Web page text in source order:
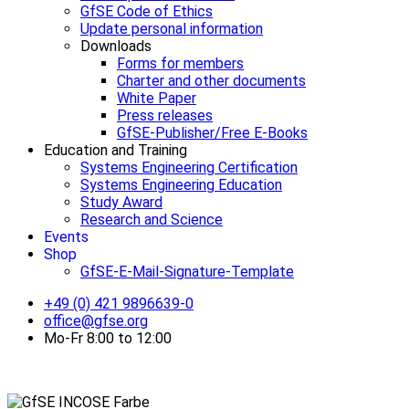
GfSE Code of Ethics
Update personal information
Downloads
Forms for members
Charter and other documents
White Paper
Press releases
GfSE-Publisher/Free E-Books
Education and Training
Systems Engineering Certification
Systems Engineering Education
Study Award
Research and Science
Events
Shop
GfSE-E-Mail-Signature-Template
+49 (0) 421 9896639-0
office@gfse.org
Mo-Fr 8:00 to 12:00